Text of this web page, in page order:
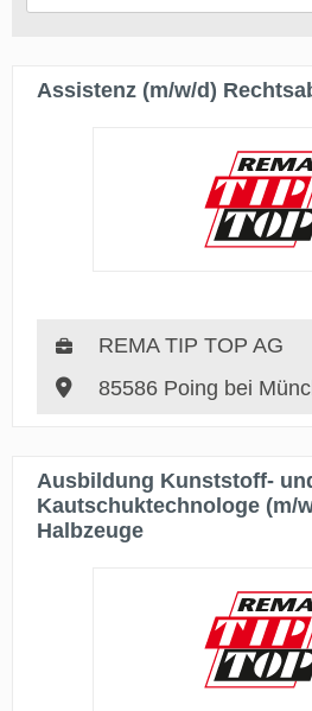
Assistenz (m/w/d)
REMA TIP TOP AG
85586 Poing bei
Ausbildung Kunststoff-
Kautschuktechnologe (m/
Halbzeuge